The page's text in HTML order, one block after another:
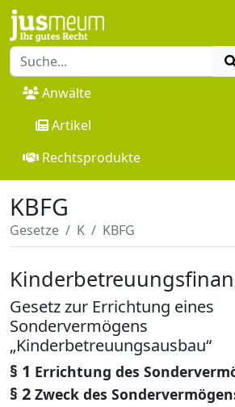
Anwälte
Artikel
Rechtsprodukte
KBFG
Gesetze K KBFG
Gesetz zur Errichtung eines
Sondervermögens
„Kinderbetreuungsausbau“
§ 1 Errichtung des
§ 2 Zweck des